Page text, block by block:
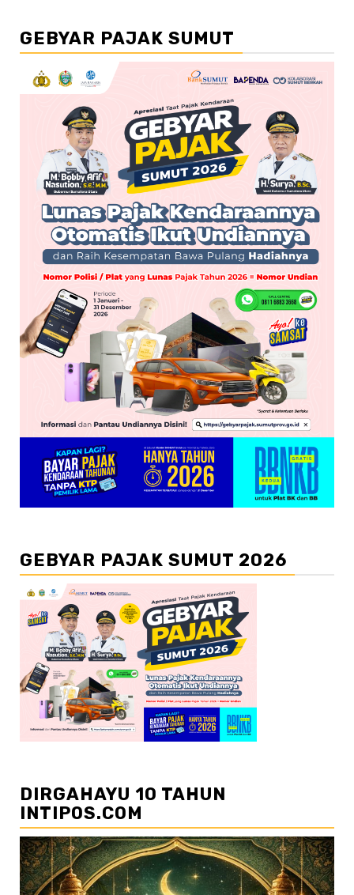
GEBYAR PAJAK SUMUT
GEBYAR PAJAK SUMUT 2026
DIRGAHAYU 10 TAHUN
INTIPOS.COM